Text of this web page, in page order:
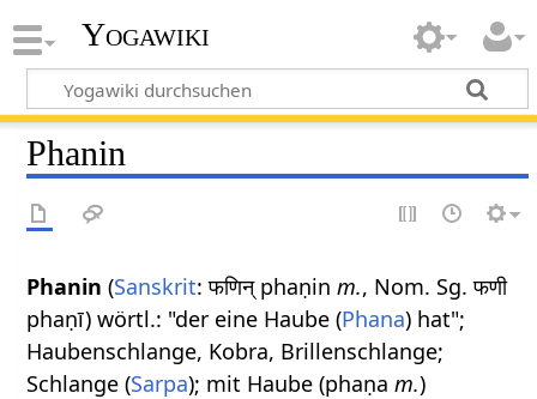
Yogawiki
Phanin
Phanin (Sanskrit: फणिन् phaṇinm., Nom. Sg. फणी
phaṇī) wörtl.: "der eine Haube (Phana) hat";
Haubenschlange, Kobra, Brillenschlange;
Schlange (Sarpa); mit Haube (phaṇam.)